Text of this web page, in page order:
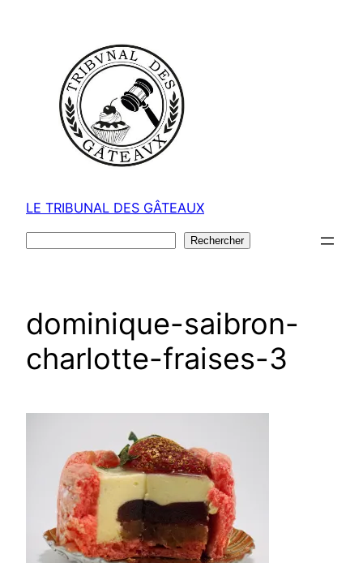
LE TRIBUNAL DES GÂTEAUX
Rechercher
dominique-saibron-
charlotte-fraises-3